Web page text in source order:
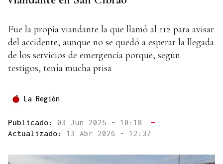
Fue la propia viandante la que llamó al 112 para avisar
del accidente, aunque no se quedó a esperar la llegada
de los servicios de emergencia porque, según
testigos, tenía mucha prisa
La Región
Publicado: 03 Jun 2025 - 10:18
—
Actualizado: 13 Abr 2026 - 12:37